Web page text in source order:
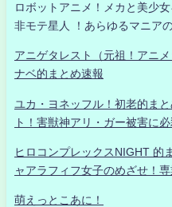
ロボットアニメ！メカと美少
非モテ星人 ！あらゆるマニア
アニゲタレスト（元祖！アニ
ナベ的まとめ速報
ユカ・ヨネッフル！初老的ま
ト！害獣神アリ・ガー被害に
ヒロコンプレックスNIGHT 的
ャアラフィフ女子のめざせ！
萌えっとこあに！